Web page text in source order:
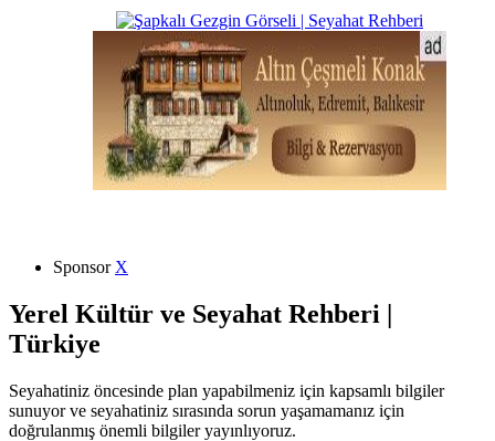
Sponsor X
Yerel Kültür ve Seyahat Rehberi |
Türkiye
Seyahatiniz öncesinde plan yapabilmeniz için kapsamlı bilgiler
sunuyor ve seyahatiniz sırasında sorun yaşamamanız için
doğrulanmış önemli bilgiler yayınlıyoruz.